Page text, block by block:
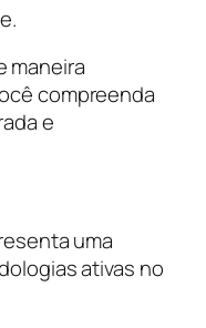
maneira
compreenda
e
uma
ativas no